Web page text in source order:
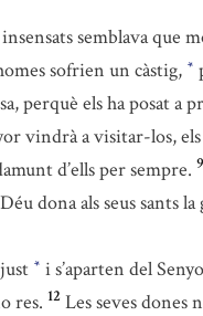
semblava que
sofrien un càstig, *
perquè els ha posat a
vindrà a visitar-los,
d’ells per sempre. 9
dona als seus sants
* i s’aparten del
res. 12 Les seves dones